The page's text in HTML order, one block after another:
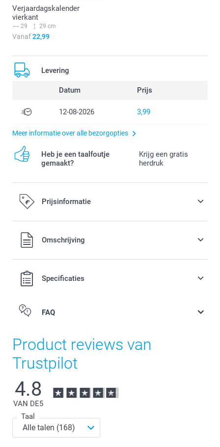
Verjaardagskalender
vierkant
29 29 cm
Vanaf22,99
Levering
Datum Prijs
12-08-2026 3,99
Meer informatie over alle bezorgopties
Heb je een taalfoutje
gemaakt?
Krijg een gratis
herdruk
Prijsinformatie
Alle prijzen zijn in EURO (€) inclusief BTW en exclusief
verzendkosten.Omschrijving
Specificaties
FAQ
Het kleine formaat heeft afmetingen van 14 cm breed
en 30 cm hoog. Dit is een compacte en handige optie.
Als je de voorkeur geeft aan een standaardformaat, kies
Product reviews van
Trustpilot
4.8
VAN DE5
Taal